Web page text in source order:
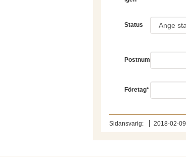
Status
Postnummer
Företag*
Sidansvarig: 2018-02-09